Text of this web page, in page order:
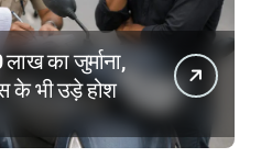
का जुर्माना,
के भी उड़े होश